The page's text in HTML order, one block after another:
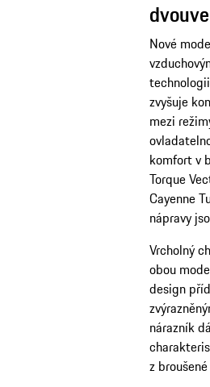
Nové
zvyšuje
mezi
komfort v
Torque
Cayenne
nápravy
Vrcholný
obou
design
nárazník
z